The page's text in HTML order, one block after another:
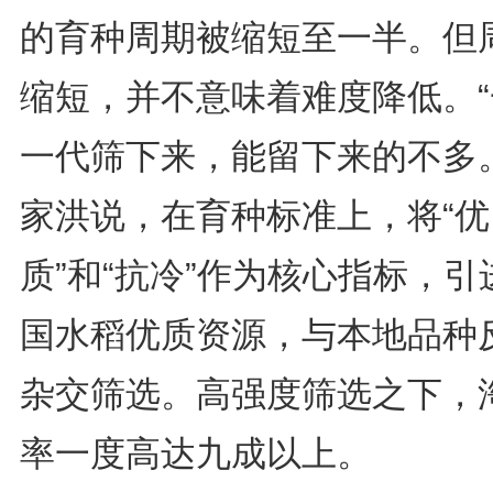
的育种周期被缩短至一半。但
缩短，并不意味着难度降低。
一代筛下来，能留下来的不多
家洪说，在育种标准上，将“优
质”和“抗冷”作为核心指标，引
国水稻优质资源，与本地品种
杂交筛选。高强度筛选之下，
率一度高达九成以上。